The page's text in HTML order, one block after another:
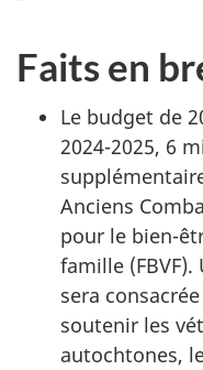
Faits en
Le budget de
2024-2025, 6
Anciens
pour le bien-
famille
sera
soutenir les
autochtones,